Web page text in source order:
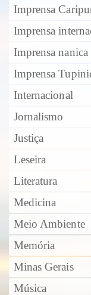
Imprensa
Imprensa
Imprensa nanica
Imprensa
Internacional
Jornalismo
Justiça
Leseira
Literatura
Medicina
Meio Ambiente
Memória
Minas Gerais
Música